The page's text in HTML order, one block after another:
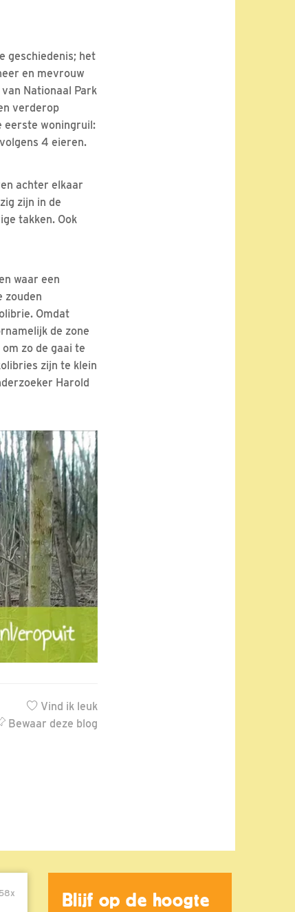
geschiedenis; het
en mevrouw
Nationaal Park
verderop
eerste woningruil:
4 eieren.
achter elkaar
zijn in de
takken. Ook
waar een
zouden
Omdat
de zone
zo de gaai te
zijn te klein
Harold
Vind ik leuk
Bewaar deze blog
58x Blijf op de hoogte